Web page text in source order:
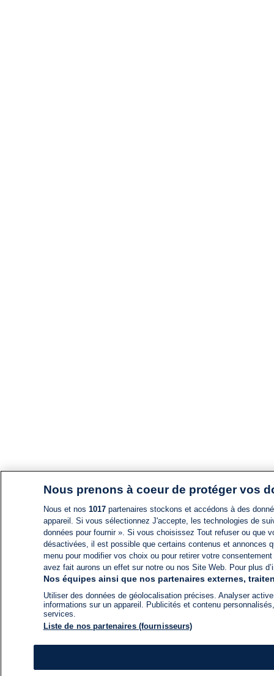
Nous prenons à coeur de protéger vos
Nous et nos 1017partenaires stockons et accédons à des
appareil. Si vous sélectionnez J'accepte, les technologies de
données pour fournir ». Si vous choisissez Tout refuser ou
désactivées, il est possible que certains contenus et annonces
menu pour modifier vos choix ou pour retirer votre
avez fait aurons un effet sur notre ou nos Site Web. Pour plus
Nos équipes ainsi que nos partenaires externes,
Utiliser des données de géolocalisation précises. Analyser
informations sur un appareil. Publicités et contenu
services.
Liste de nos partenaires (fournisseurs)